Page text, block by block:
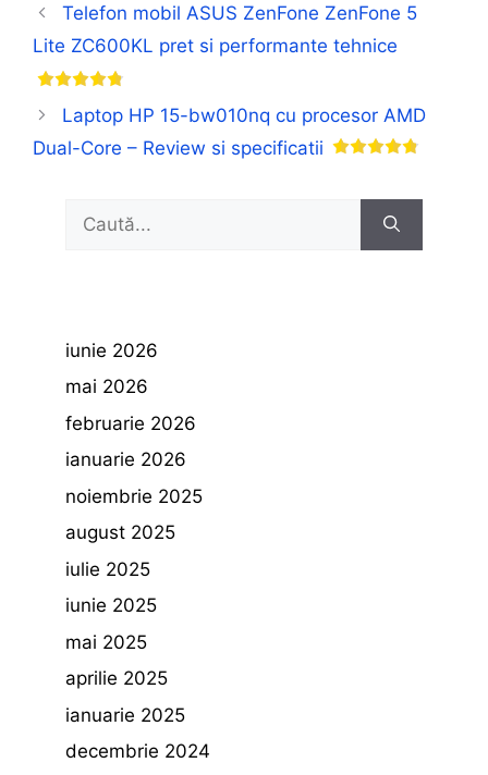
Telefon mobil ASUS ZenFone ZenFone 5
Lite ZC600KL pret si performante tehnice
Laptop HP 15-bw010nq cu procesor AMD
Dual-Core – Review si specificatii
după:
iunie 2026
mai 2026
februarie 2026
ianuarie 2026
noiembrie 2025
august 2025
iulie 2025
iunie 2025
mai 2025
aprilie 2025
ianuarie 2025
decembrie 2024